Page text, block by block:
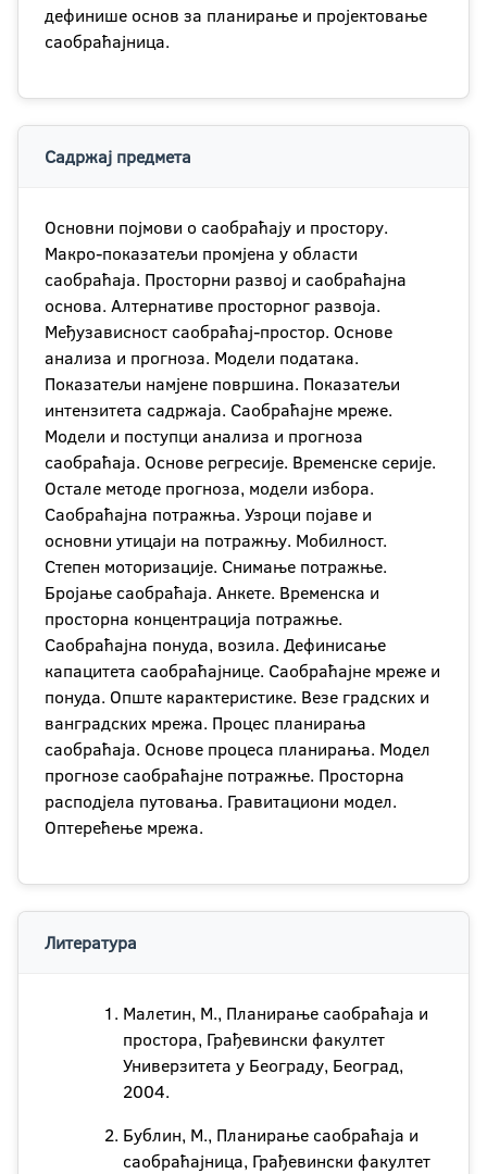
дефинише основ за планирање и пројектовање
саобраћајница.
Садржај предмета
Основни појмови о саобраћају и простору.
Макро-показатељи промјена у области
саобраћаја. Просторни развој и саобраћајна
основа. Алтернативе просторног развоја.
Међузависност саобраћај-простор. Основе
анализа и прогноза. Модели података.
Показатељи намјене површина. Показатељи
интензитета садржаја. Саобраћајне мреже.
Модели и поступци анализа и прогноза
саобраћаја. Основе регресије. Временске серије.
Остале методе прогноза, модели избора.
Саобраћајна потражња. Узроци појаве и
основни утицаји на потражњу. Мобилност.
Степен моторизације. Снимање потражње.
Бројање саобраћаја. Анкете. Временска и
просторна концентрација потражње.
Саобраћајна понуда, возила. Дефинисање
капацитета саобраћајнице. Саобраћајне мреже и
понуда. Опште карактеристике. Везе градских и
ванградских мрежа. Процес планирања
саобраћаја. Основе процеса планирања. Модел
прогнозе саобраћајне потражње. Просторна
расподјела путовања. Гравитациони модел.
Оптерећење мрежа.
Литература
Малетин, М., Планирање саобраћаја и
простора, Грађевински факултет
Универзитета у Београду, Београд,
2004.
Бублин, М., Планирање саобраћаја и
саобраћајница, Грађевински факултет